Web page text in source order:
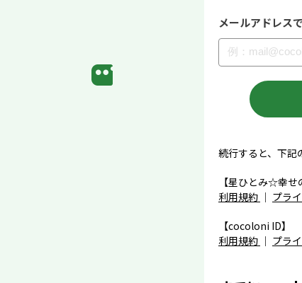
メールアドレス
続行すると、下記
【星ひとみ☆幸せ
利用規約 ｜ プラ
【cocoloni ID】
利用規約 ｜ プラ